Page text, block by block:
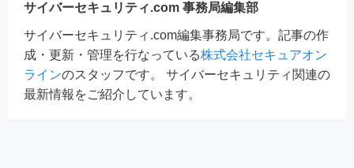
サイバーセキュリティ.com 事務局編集部
サイバーセキュリティ.com編集事務局です。記事の作
成・更新・管理を行なっている株式会社セキュアオン
ラインのスタッフです。 サイバーセキュリティ関連の
最新情報をご紹介しています。